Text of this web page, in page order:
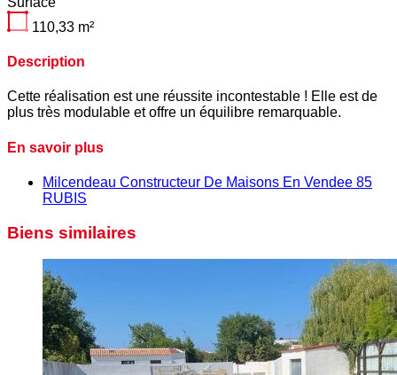
110,33 m²
Description
Cette réalisation est une réussite incontestable ! Elle est de
plus très modulable et offre un équilibre remarquable.
En savoir plus
Milcendeau Constructeur De Maisons En Vendee 85
RUBIS
Biens similaires